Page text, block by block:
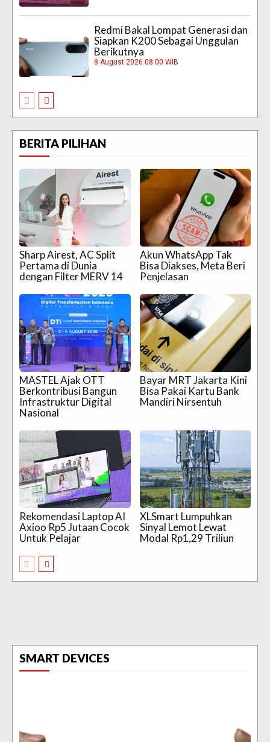
Redmi Bakal Lompat Generasi dan
Siapkan K200 Sebagai Unggulan
Berikutnya
8 August 2026 08:00 WIB
BERITA PILIHAN
Sharp Airest, AC Split
Pertama di Dunia
dengan Filter MERV 14
Akun WhatsApp Tak
Bisa Diakses, Meta Beri
Penjelasan
MASTEL Ajak OTT
Berkontribusi Bangun
Infrastruktur Digital
Nasional
Bayar MRT Jakarta Kini
Bisa Pakai Kartu Bank
Mandiri Nirsentuh
Rekomendasi Laptop AI
Axioo Rp5 Jutaan Cocok
Untuk Pelajar
XLSmart Lumpuhkan
Sinyal Lemot Lewat
Modal Rp1,29 Triliun
SMART DEVICES